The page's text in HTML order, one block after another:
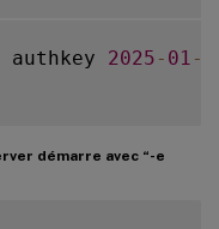
authkey 2025 - 01 -
démarre avec “-e